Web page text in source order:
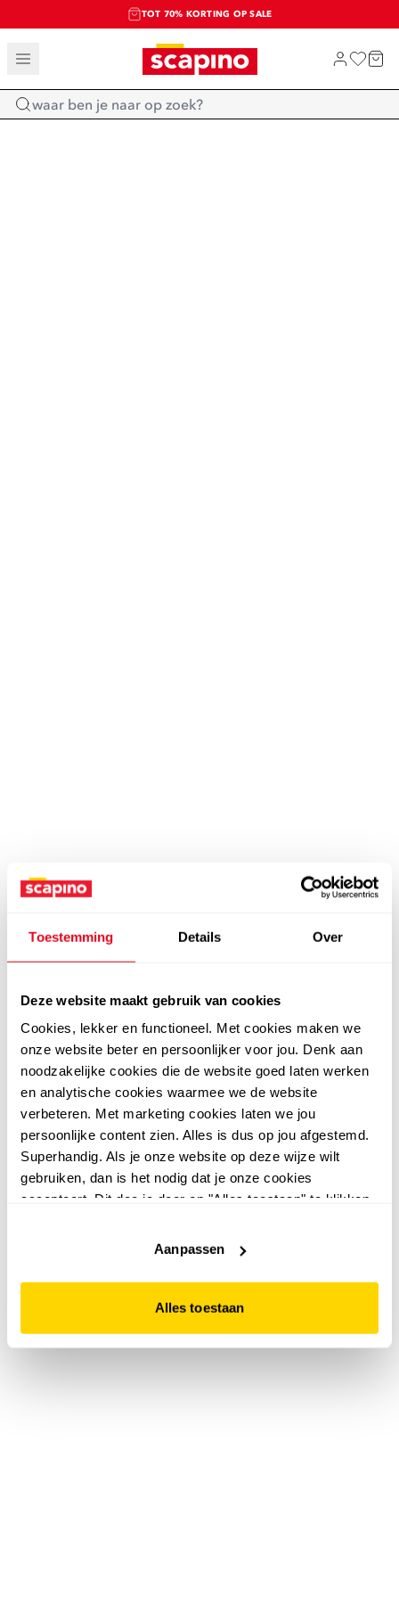
Toestemming Details Over
Deze website maakt gebruik van cookies
Cookies, lekker en functioneel. Met cookies maken we
onze website beter en persoonlijker voor jou. Denk aan
noodzakelijke cookies die de website goed laten werken
en analytische cookies waarmee we de website
verbeteren. Met marketing cookies laten we jou
persoonlijke content zien. Alles is dus op jou afgestemd.
Superhandig. Als je onze website op deze wijze wilt
gebruiken, dan is het nodig dat je onze cookies
accepteert. Dit doe je door op "Alles toestaan" te klikken.
website niet optimaal functioneert.
Aanpassen
Alles toestaan
TOT 70% KORTING OP SALE
SALE: LAATSTE KANS!
SHOP NIEUW
Home